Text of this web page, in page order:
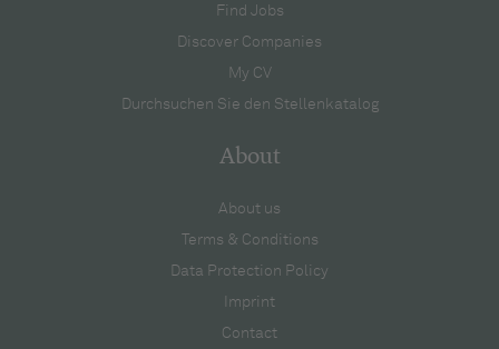
Find Jobs
Discover Companies
My CV
Durchsuchen Sie den Stellenkatalog
About
About us
Terms & Conditions
Data Protection Policy
Imprint
Contact